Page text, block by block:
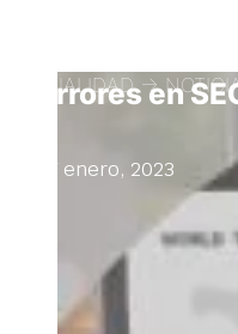
ACTUALIDAD ->
Errores en
27 enero, 2023